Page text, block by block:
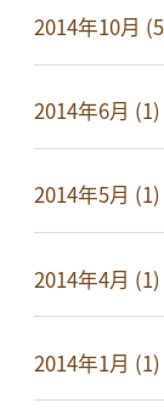
2014年10月
2014年6月 (1)
2014年5月 (1)
2014年4月 (1)
2014年1月 (1)